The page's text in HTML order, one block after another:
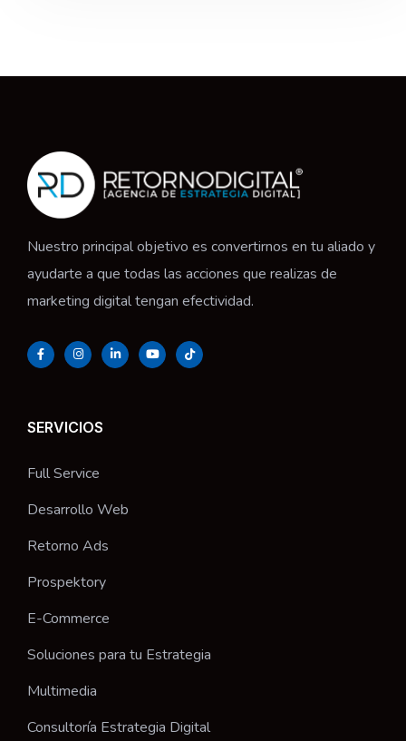
Nuestro principal objetivo es convertirnos en tu aliado y
ayudarte a que todas las acciones que realizas de
marketing digital tengan efectividad.
SERVICIOS
Full Service
Desarrollo Web
Retorno Ads
Prospektory
E-Commerce
Soluciones para tu Estrategia
Multimedia
Consultoría Estrategia Digital